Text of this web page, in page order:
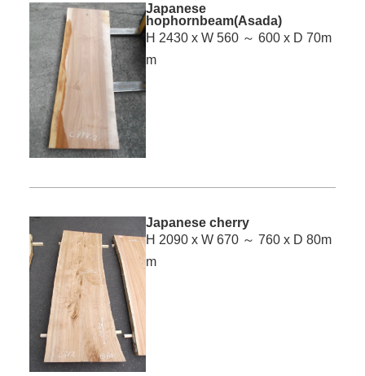
Japanese
hophornbeam(Asada)
H 2430 x W 560 ～ 600 x D 70m
m
Japanese cherry
H 2090 x W 670 ～ 760 x D 80m
m